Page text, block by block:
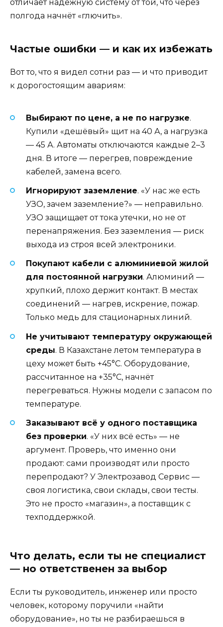
отличает надёжную систему от той, что через
полгода начнёт «глючить».
Частые ошибки — и как их избежать
Вот то, что я видел сотни раз — и что приводит
к дорогостоящим авариям:
Выбирают по цене, а не по нагрузке.
Купили «дешёвый» щит на 40 А, а нагрузка
— 45 А. Автоматы отключаются каждые 2–3
дня. В итоге — перегрев, повреждение
кабелей, замена всего.
Игнорируют заземление. «У нас же есть
УЗО, зачем заземление?» — неправильно.
УЗО защищает от тока утечки, но не от
перенапряжения. Без заземления — риск
выхода из строя всей электроники.
Покупают кабели с алюминиевой жилой
для постоянной нагрузки. Алюминий —
хрупкий, плохо держит контакт. В местах
соединений — нагрев, искрение, пожар.
Только медь для стационарных линий.
Не учитывают температуру окружающей
среды. В Казахстане летом температура в
цеху может быть +45°C. Оборудование,
рассчитанное на +35°C, начнёт
перегреваться. Нужны модели с запасом по
температуре.
Заказывают всё у одного поставщика
без проверки. «У них всё есть» — не
аргумент. Проверь, что именно они
продают: сами производят или просто
перепродают? У Электрозавод Сервис —
своя логистика, свои склады, свои тесты.
Это не просто «магазин», а поставщик с
техподдержкой.
Что делать, если ты не специалист
— но ответственен за выбор
Если ты руководитель, инженер или просто
человек, которому поручили «найти
оборудование», но ты не разбираешься в